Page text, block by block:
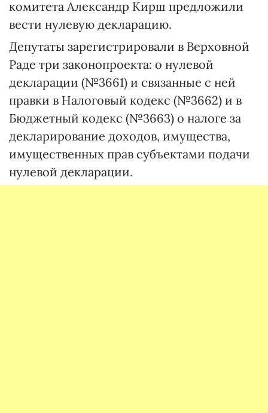
комитета Александр Кирш предложили
вести нулевую декларацию.
Депутаты зарегистрировали в Верховной
Раде три законопроекта: о нулевой
декларации (№3661) и связанные с ней
правки в Налоговый кодекс (№3662) и в
Бюджетный кодекс (№3663) о налоге за
декларирование доходов, имущества,
имущественных прав субъектами подачи
нулевой декларации.